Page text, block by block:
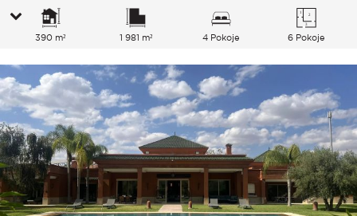
390 m² 1 981 m² 4 Pokoje 6 Pokoje